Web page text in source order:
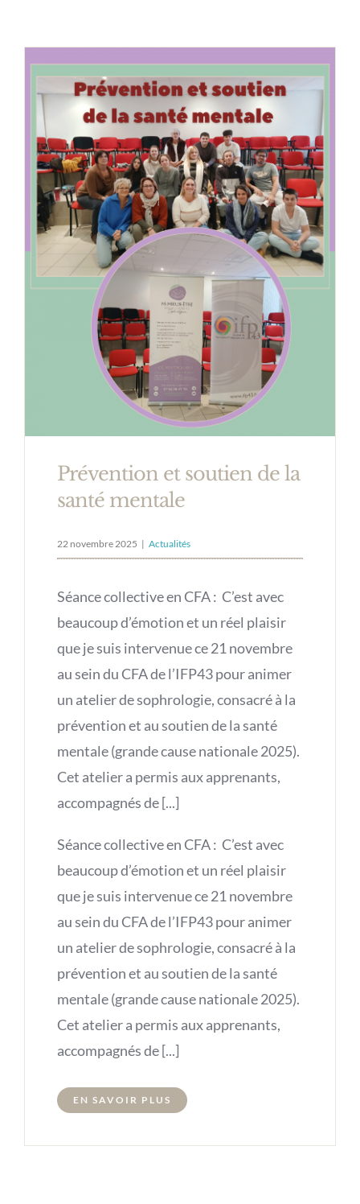
Prévention et soutien de la
santé mentale
22 novembre 2025 | Actualités
Séance collective en CFA : C’est avec
beaucoup d’émotion et un réel plaisir
que je suis intervenue ce 21 novembre
au sein du CFA de l’IFP43 pour animer
un atelier de sophrologie, consacré à la
prévention et au soutien de la santé
mentale (grande cause nationale 2025).
Cet atelier a permis aux apprenants,
accompagnés de [...]
Séance collective en CFA : C’est avec
beaucoup d’émotion et un réel plaisir
que je suis intervenue ce 21 novembre
au sein du CFA de l’IFP43 pour animer
un atelier de sophrologie, consacré à la
prévention et au soutien de la santé
mentale (grande cause nationale 2025).
Cet atelier a permis aux apprenants,
accompagnés de [...]
EN SAVOIR PLUS